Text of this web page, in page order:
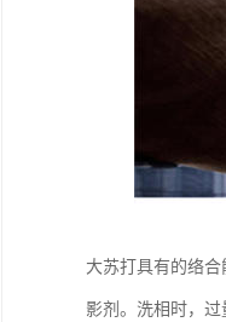
大苏打具有的络合
影剂。洗相时，